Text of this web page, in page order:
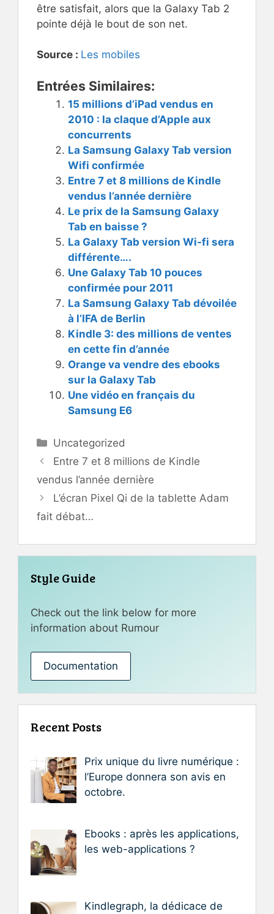
être satisfait, alors que la Galaxy Tab 2
pointe déjà le bout de son net.
Source : Les mobiles
Entrées Similaires:
15 millions d’iPad vendus en
2010 : la claque d’Apple aux
concurrents
La Samsung Galaxy Tab version
Wifi confirmée
Entre 7 et 8 millions de Kindle
vendus l’année dernière
Le prix de la Samsung Galaxy
Tab en baisse ?
La Galaxy Tab version Wi-fi sera
différente….
Une Galaxy Tab 10 pouces
confirmée pour 2011
La Samsung Galaxy Tab dévoilée
à l’IFA de Berlin
Kindle 3: des millions de ventes
en cette fin d’année
Orange va vendre des ebooks
sur la Galaxy Tab
Une vidéo en français du
Samsung E6
Catégories
Uncategorized
Entre 7 et 8 millions de Kindle
vendus l’année dernière
L’écran Pixel Qi de la tablette Adam
fait débat…
Style Guide
Check out the link below for more
information about Rumour
Documentation
Recent Posts
Prix unique du livre numérique :
l’Europe donnera son avis en
octobre.
Ebooks : après les applications,
les web-applications ?
Kindlegraph, la dédicace de